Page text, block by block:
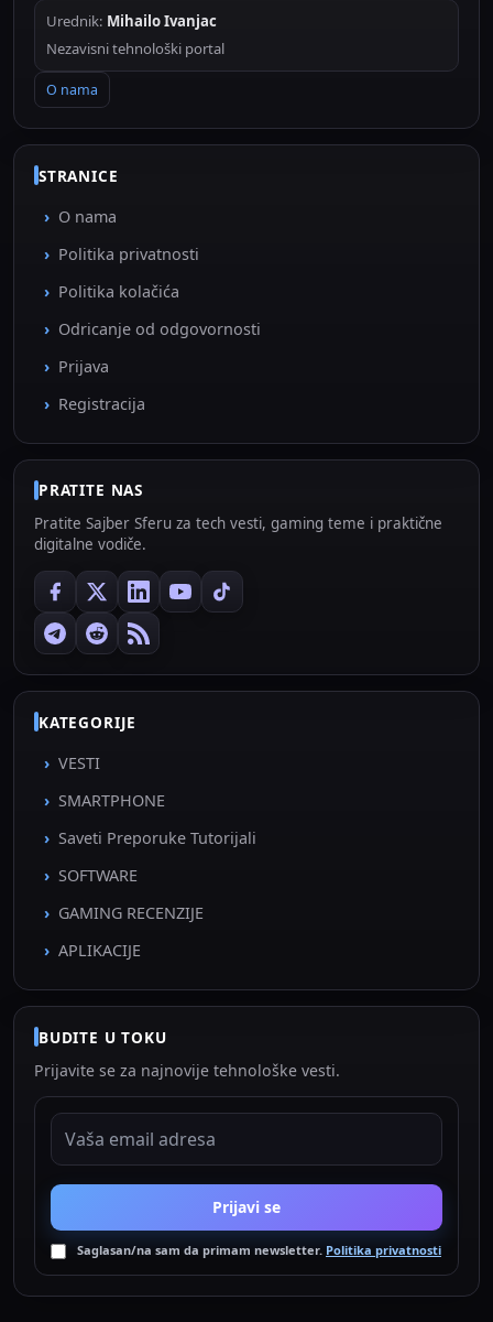
Urednik: Mihailo Ivanjac
Nezavisni tehnološki portal
O nama
STRANICE
O nama
Politika privatnosti
Politika kolačića
Odricanje od odgovornosti
Prijava
Registracija
PRATITE NAS
Pratite Sajber Sferu za tech vesti, gaming teme i praktične
digitalne vodiče.
KATEGORIJE
VESTI
SMARTPHONE
Saveti Preporuke Tutorijali
SOFTWARE
GAMING RECENZIJE
APLIKACIJE
BUDITE U TOKU
Prijavite se za najnovije tehnološke vesti.
EMAIL ADRESA
Prijavi se
Saglasan/na sam da primam newsletter. Politika privatnosti